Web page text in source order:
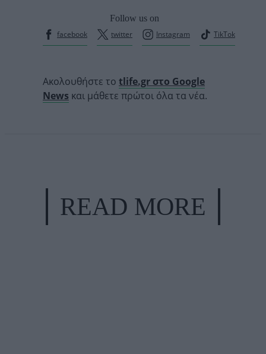
Follow us on
facebook
twitter Instagram TikTok
Ακολουθήστε το tlife.gr στο Google
News και μάθετε πρώτοι όλα τα νέα.
READ MORE